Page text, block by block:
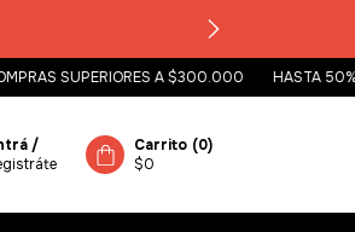
SUPERIORES A $300.000 HASTA 50% OFF
/
Carrito (0)
$0